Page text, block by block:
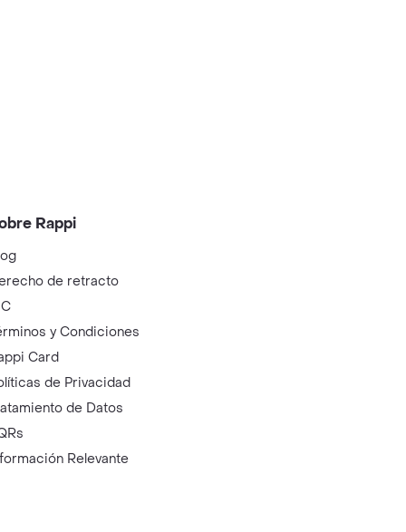
Rappi
de retracto
y Condiciones
Card
de Privacidad
de Datos
Relevante